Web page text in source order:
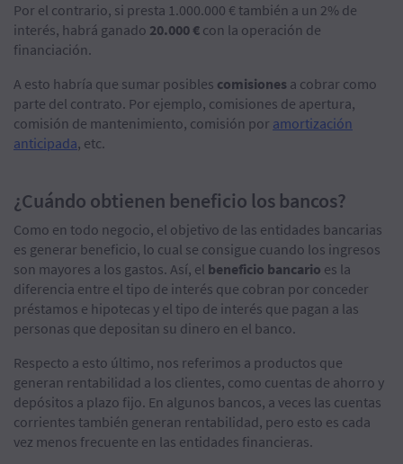
Por el contrario, si presta 1.000.000 € también a un 2% de
interés, habrá ganado 20.000 € con la operación de
financiación.
A esto habría que sumar posibles comisiones a cobrar como
parte del contrato. Por ejemplo, comisiones de apertura,
comisión de mantenimiento, comisión por amortización
anticipada, etc.
¿Cuándo obtienen beneficio los bancos?
Como en todo negocio, el objetivo de las entidades bancarias
es generar beneficio, lo cual se consigue cuando los ingresos
son mayores a los gastos. Así, el beneficio bancario es la
diferencia entre el tipo de interés que cobran por conceder
préstamos e hipotecas y el tipo de interés que pagan a las
personas que depositan su dinero en el banco.
Respecto a esto último, nos referimos a productos que
generan rentabilidad a los clientes, como cuentas de ahorro y
depósitos a plazo fijo. En algunos bancos, a veces las cuentas
corrientes también generan rentabilidad, pero esto es cada
vez menos frecuente en las entidades financieras.